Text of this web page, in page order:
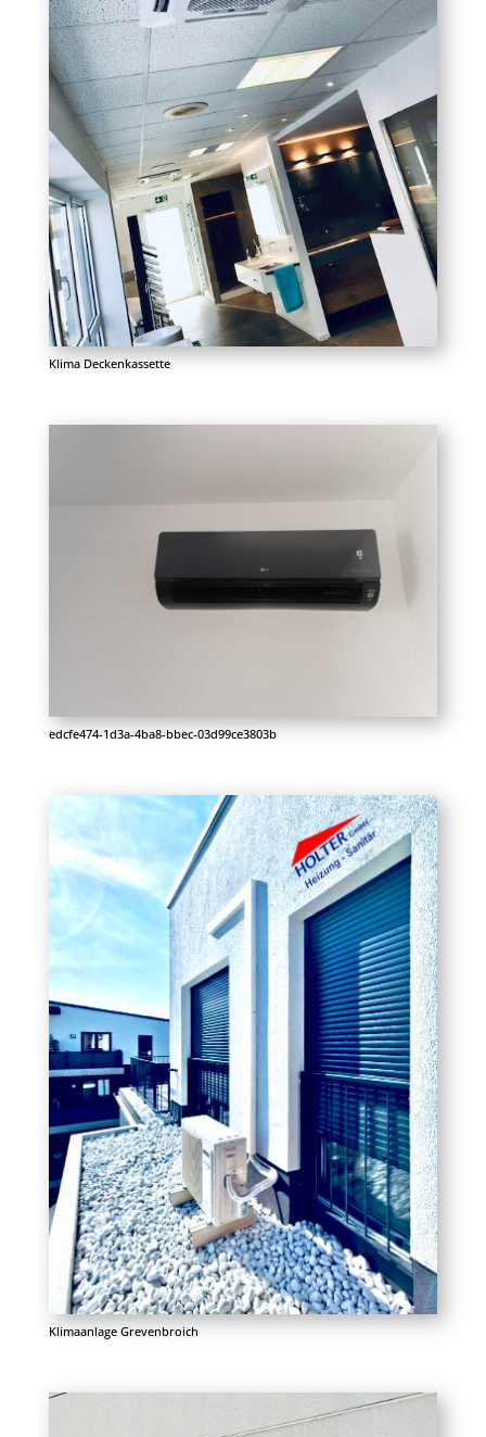
Klima Deckenkassette
edcfe474-1d3a-4ba8-bbec-03d99ce3803b
Klimaanlage Grevenbroich